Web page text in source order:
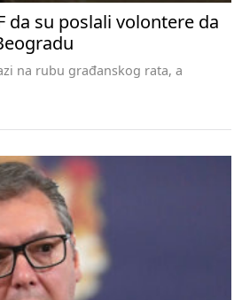
da su poslali volontere da
na rubu građanskog rata, a